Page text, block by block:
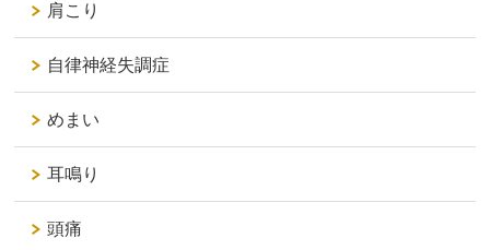
肩こり
自律神経失調症
めまい
耳鳴り
頭痛